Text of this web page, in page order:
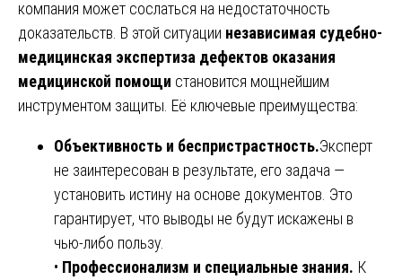
компания может сослаться на недостаточность
доказательств. В этой ситуации независимая судебно-
медицинская экспертиза дефектов оказания
медицинской помощи становится мощнейшим
инструментом защиты. Её ключевые преимущества:
Объективность и беспристрастность.Эксперт
не заинтересован в результате, его задача —
установить истину на основе документов. Это
гарантирует, что выводы не будут искажены в
чью-либо пользу.
• Профессионализм и специальные знания. К